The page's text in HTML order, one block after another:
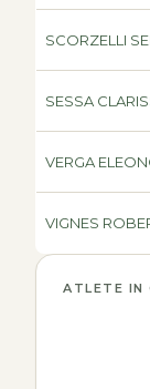
SCORZELLI
SESSA
VERGA
VIGNES
ATLETE IN